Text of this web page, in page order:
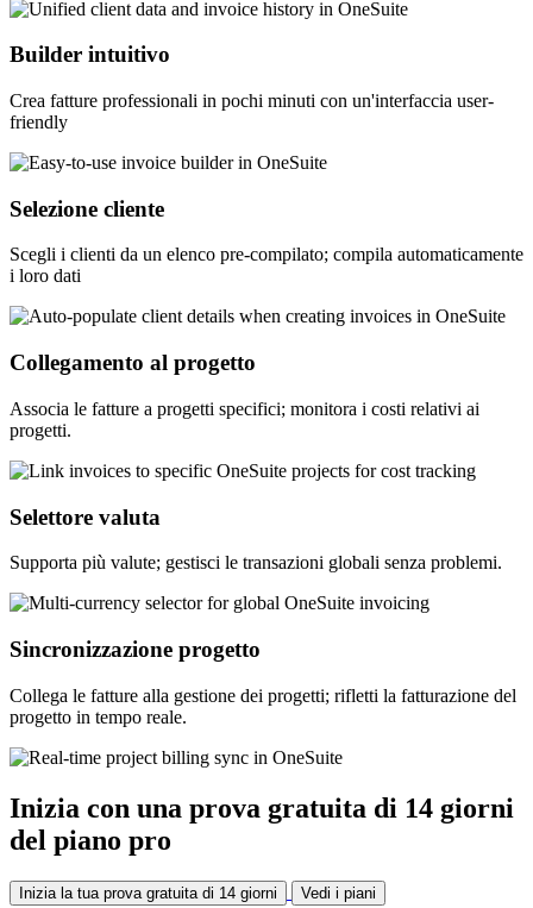
Builder intuitivo
Crea fatture professionali in pochi minuti con un'interfaccia user-
friendly
Selezione cliente
Scegli i clienti da un elenco pre-compilato; compila automaticamente
i loro dati
Collegamento al progetto
Associa le fatture a progetti specifici; monitora i costi relativi ai
progetti.
Selettore valuta
Supporta più valute; gestisci le transazioni globali senza problemi.
Sincronizzazione progetto
Collega le fatture alla gestione dei progetti; rifletti la fatturazione del
progetto in tempo reale.
Inizia con una prova gratuita di 14 giorni
del piano pro
Inizia la tua prova gratuita di 14 giorni Vedi i piani